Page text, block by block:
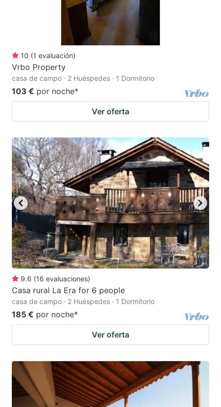
10 (1 evaluación)
Vrbo Property
casa de campo · 2 Huéspedes · 1 Dormitorio
103 € por noche*
Ver oferta
9.6 (16 evaluaciones)
Casa rural La Era for 6 people
casa de campo · 2 Huéspedes · 1 Dormitorio
185 € por noche*
Ver oferta